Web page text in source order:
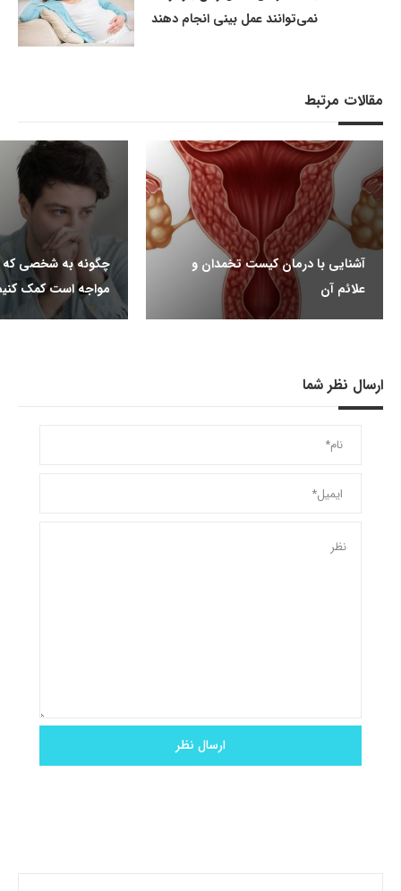
نمی‌توانند عمل بینی انجام دهند
مقالات مرتبط
آشنایی با درمان کیست تخمدان و
علائم آن
چگونه به شخصی که
مواجه است کمک
ارسال نظر شما